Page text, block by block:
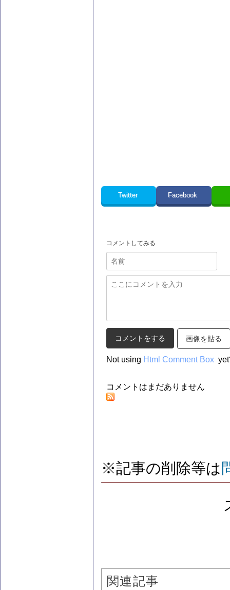
Twitter Facebook
コメントしてみる
画像を貼る
Not using Html Comment Box
コメントはまだありません
※記事の削除等は
関連記事